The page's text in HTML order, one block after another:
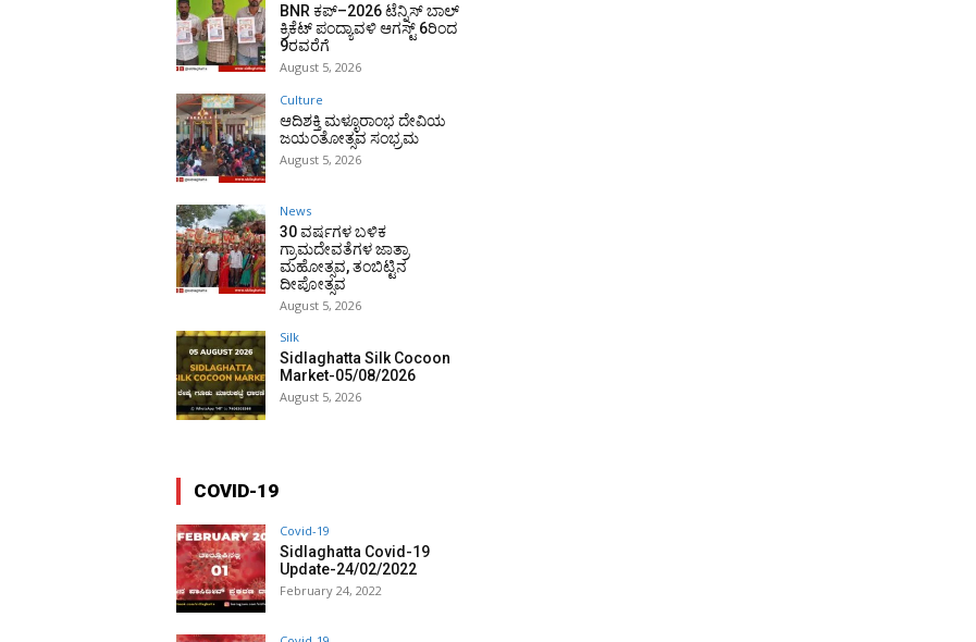
BNR ಕಪ್–2026 ಟೆನ್ನಿಸ್ ಬಾಲ್
ಕ್ರಿಕೆಟ್ ಪಂದ್ಯಾವಳಿ ಆಗಸ್ಟ್ 6ರಿಂದ
9ರವರೆಗೆ
August 5, 2026
Culture
ಆದಿಶಕ್ತಿ ಮಳ್ಳೂರಾಂಭ ದೇವಿಯ
ಜಯಂತೋತ್ಸವ ಸಂಭ್ರಮ
August 5, 2026
News
30 ವರ್ಷಗಳ ಬಳಿಕ
ಗ್ರಾಮದೇವತೆಗಳ ಜಾತ್ರಾ
ಮಹೋತ್ಸವ, ತಂಬಿಟ್ಟಿನ
ದೀಪೋತ್ಸವ
August 5, 2026
Silk
Sidlaghatta Silk Cocoon
Market-05/08/2026
August 5, 2026
COVID-19
Covid-19
Sidlaghatta Covid-19
Update-24/02/2022
February 24, 2022